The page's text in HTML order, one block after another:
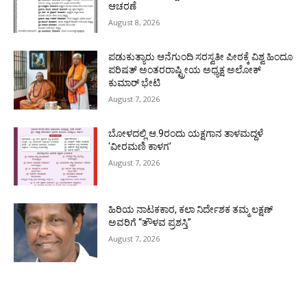
ಆಚರಣೆ
August 8, 2026
ಪಡುಕುತ್ಯಾರು ಆನೆಗುಂದಿ ಸರಸ್ವತೀ ಪೀಠಕ್ಕೆ ವಿಶ್ವ ಹಿಂದೂ
ಪರಿಷತ್ ಅಂತರರಾಷ್ಟ್ರೀಯ ಅಧ್ಯಕ್ಷ ಅಲೋಕ್
ಕುಮಾರ್ ಭೇಟಿ
August 7, 2026
ಬೋಳದಲ್ಲಿ ಆ.9ರಂದು ಯಕ್ಷಗಾನ ತಾಳಮದ್ದಳೆ
‘ವೀರಮಣಿ ಕಾಳಗ’
August 7, 2026
ಹಿರಿಯ ನಾಟಕಕಾರ, ಕಲಾ ನಿರ್ದೇಶಕ ತಮ್ಮ ಲಕ್ಷಣ್
ಅವರಿಗೆ “ತೌಳವ ಪ್ರಶಸ್ತಿ”
August 7, 2026